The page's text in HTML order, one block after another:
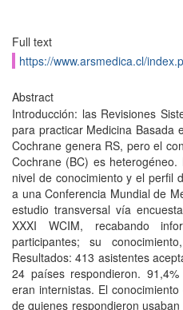
Full text
https://www.arsmedica.cl/
Abstract
Introducción: las Revisiones
para practicar Medicina Basada
Cochrane genera RS, pero el
Cochrane (BC) es
nivel de conocimiento y el perfil
a una Conferencia Mundial de
estudio transversal vía
XXXI WCIM, recabando
participantes; su
Resultados: 413 asistentes
24 países respondieron.
eran internistas. El
de quienes respondieron